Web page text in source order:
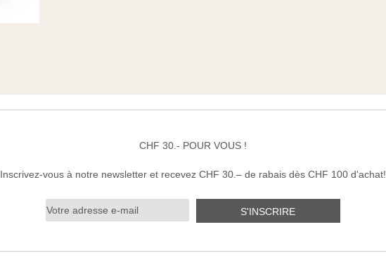
CHF 30.- POUR VOUS !
Inscrivez-vous à notre newsletter et recevez CHF 30.– de rabais dès CHF 100 d'achat!
S'INSCRIRE